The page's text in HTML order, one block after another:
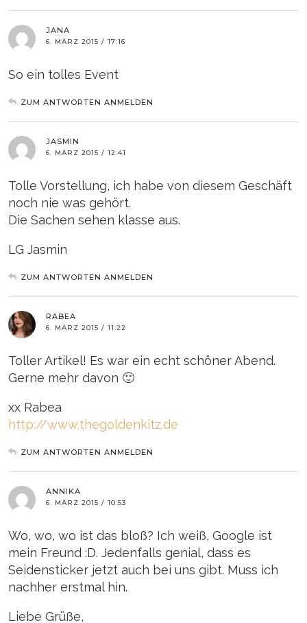
JANA
6. MÄRZ 2015 / 17:16
So ein tolles Event
ZUM ANTWORTEN ANMELDEN
JASMIN
6. MÄRZ 2015 / 12:41
Tolle Vorstellung, ich habe von diesem Geschäft
noch nie was gehört.
Die Sachen sehen klasse aus.
LG Jasmin
ZUM ANTWORTEN ANMELDEN
RABEA
6. MÄRZ 2015 / 11:22
Toller Artikel! Es war ein echt schöner Abend.
Gerne mehr davon 🙂
xx Rabea
http://www.thegoldenkitz.de
ZUM ANTWORTEN ANMELDEN
ANNIKA
6. MÄRZ 2015 / 10:53
Wo, wo, wo ist das bloß? Ich weiß, Google ist
mein Freund :D. Jedenfalls genial, dass es
Seidensticker jetzt auch bei uns gibt. Muss ich
nachher erstmal hin.
Liebe Grüße,